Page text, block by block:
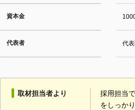
資本金
代表者 代
取材担当者より
採用担当
をしっか